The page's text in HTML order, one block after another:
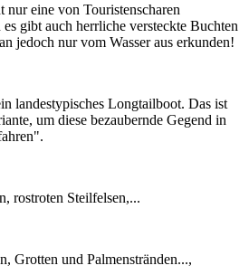
nur eine von Touristenscharen
gibt auch herrliche versteckte Buchten
jedoch nur vom Wasser aus erkunden!
landestypisches Longtailboot. Das ist
um diese bezaubernde Gegend in
rostroten Steilfelsen,...
Grotten und Palmenstränden...,